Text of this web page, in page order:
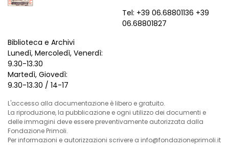
Tel: +39 06.68801136 +39
06.68801827
Biblioteca e Archivi
Lunedì, Mercoledì, Venerdì:
9.30-13.30
Martedì, Giovedì:
9.30-13.30 / 14-17
L'accesso alla documentazione è libero e gratuito.
La riproduzione, la pubblicazione e ogni utilizzo dei documenti e
delle immagini deve essere preventivamente autorizzata dalla
Fondazione Primoli.
Per informazioni e autorizzazioni scrivere a info@fondazioneprimoli.it